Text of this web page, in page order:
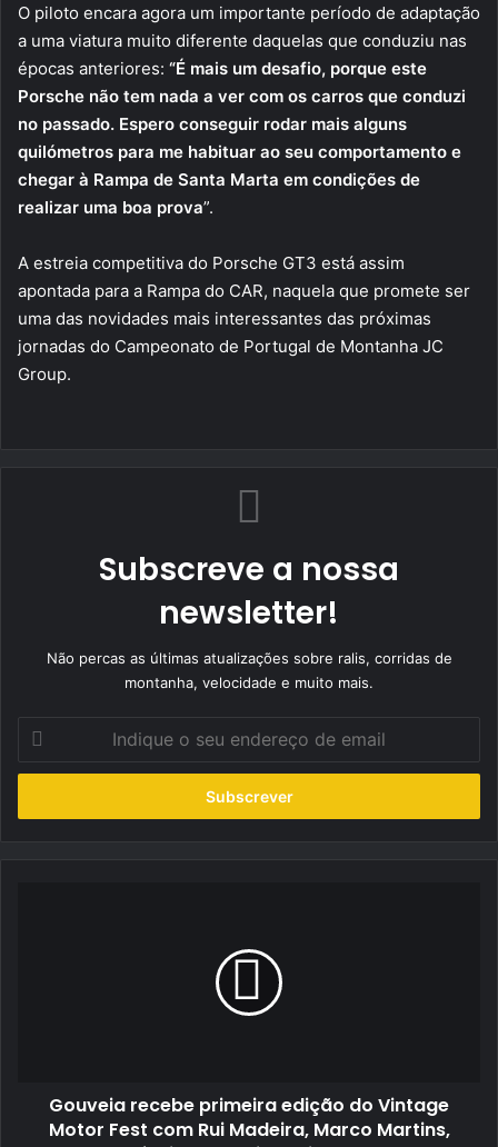
O piloto encara agora um importante período de adaptação
a uma viatura muito diferente daquelas que conduziu nas
épocas anteriores: “É mais um desafio, porque este
Porsche não tem nada a ver com os carros que conduzi
no passado. Espero conseguir rodar mais alguns
quilómetros para me habituar ao seu comportamento e
chegar à Rampa de Santa Marta em condições de
realizar uma boa prova”.
A estreia competitiva do Porsche GT3 está assim
apontada para a Rampa do CAR, naquela que promete ser
uma das novidades mais interessantes das próximas
jornadas do Campeonato de Portugal de Montanha JC
Group.
Subscreve a nossa
newsletter!
Não percas as últimas atualizações sobre ralis, corridas de
montanha, velocidade e muito mais.
seu
de
Madeira,
Gouveia recebe primeira edição do Vintage
Motor Fest com Rui Madeira, Marco Martins,